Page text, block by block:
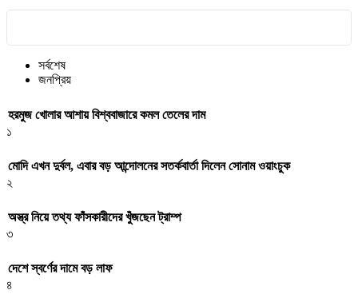
সর্বশেষ
জনপ্রিয়
হরমুজ খোলার আশায় বিশ্ববাজারে কমল তেলের দাম
১
মোদি এখন দুর্বল, এবার বড় আন্দোলনের সতর্কবার্তা দিলেন সোনাম ওয়াংচুক
২
অস্ত্র নিয়ে তথ্য ফাঁসকারীদের খুঁজছেন ট্রাম্প
৩
দেশে স্বর্ণের দামে বড় লাফ
৪